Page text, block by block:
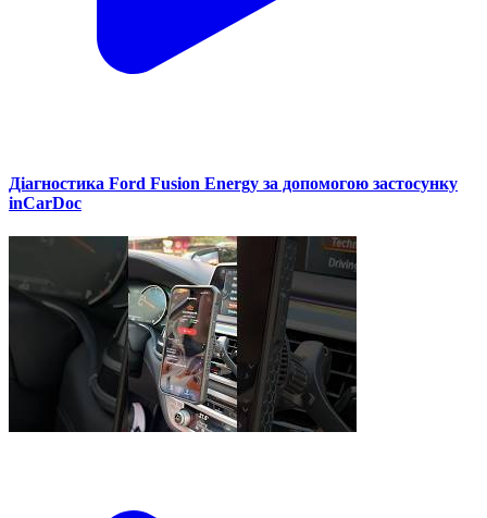
Діагностика Ford Fusion Energy за допомогою застосунку
inCarDoc